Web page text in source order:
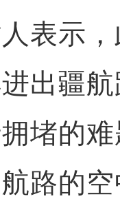
表示
出疆
堵的
路的